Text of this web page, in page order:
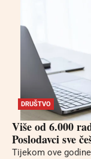
DRUŠTVO
Više od 6.000
Poslodavci sve
Tijekom ove